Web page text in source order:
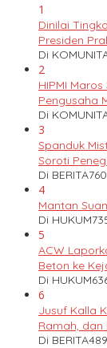
1
Dinilai
Presiden
Di
2
HIPMI
Pengusaha
Di
3
Spanduk
Soroti
Di BERITA
4
Mantan
Di HUKUM
5
ACW
Beton ke
Di HUKUM
6
Jusuf Kalla
Ramah, dan
Di BERITA